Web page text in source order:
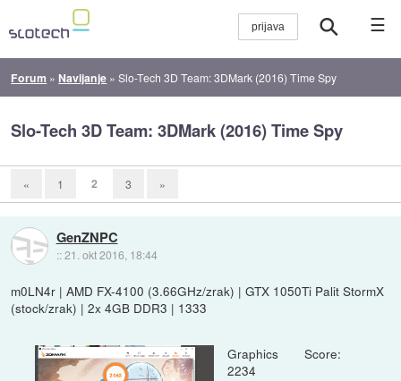
☰
Forum » Navijanje »Slo-Tech 3D Team: 3DMark (2016) Time Spy
Slo-Tech 3D Team: 3DMark (2016) Time Spy
« 1 2 3 »
GenZNPC
::21. okt 2016, 18:44
m0LN4r | AMD FX-4100 (3.66GHz/zrak) | GTX 1050Ti Palit StormX
(stock/zrak) | 2x 4GB DDR3 | 1333
Graphics Score:
2234